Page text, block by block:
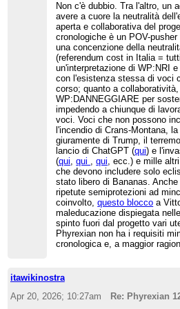
Non c'è dubbio. Tra l'altro, un
avere a cuore la neutralità
aperta e collaborativa del
cronologiche è un POV-
una concenzione della
(referendum cost in Italia =
un'interpretazione di WP:NRI
con l'esistenza stessa di voci
corso; quanto a
WP:DANNEGGIARE per
impedendo a chiunque di
voci. Voci che non possono
l'incendio di Crans-Montana,
giuramente di Trump, il
lancio di ChatGPT (qui) e
(qui,qui ,qui, ecc.) e mille
che devono includere solo
stato libero di Bananas.
ripetute semiprotezioni ad
coinvolto,questo blocco a
maleducazione dispiegata
spinto fuori dal progetto vari
Phyrexian non ha i requisiti
cronologica e, a maggior
itawikinostra
Apr 20, 2026; 10:27am
Re: Phyrexian